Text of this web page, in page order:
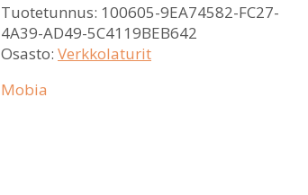
Tuotetunnus: 100605-9EA74582-FC27-
4A39-AD49-5C4119BEB642
Osasto: Verkkolaturit
Mobia